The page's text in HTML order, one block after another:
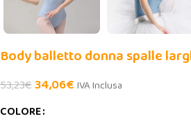
Body balletto donna spalle
53,23€34,06€ IVA Inclusa
COLORE